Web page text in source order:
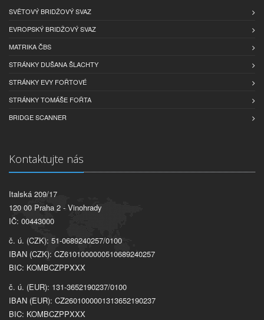
SVĚTOVÝ BRIDŽOVÝ SVAZ
EVROPSKÝ BRIDŽOVÝ SVAZ
MATRIKA ČBS
STRÁNKY DUŠANA ŠLACHTY
STRÁNKY EVY FOŘTOVÉ
STRÁNKY TOMÁŠE FOŘTA
BRIDGE SCANNER
Kontaktujte nás
Italská 209/17
120 00 Praha 2 - Vinohrady
IČ: 00443000
č. ú. (CZK): 51-0689240257/0100
IBAN (CZK): CZ6101000000510689240257
BIC: KOMBCZPPXXX
č. ú. (EUR): 131-3652190237/0100
IBAN (EUR): CZ2601000001313652190237
BIC: KOMBCZPPXXX